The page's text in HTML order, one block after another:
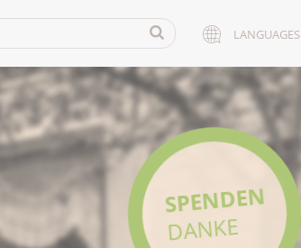
LANGUAGES
SPENDEN
DANKE